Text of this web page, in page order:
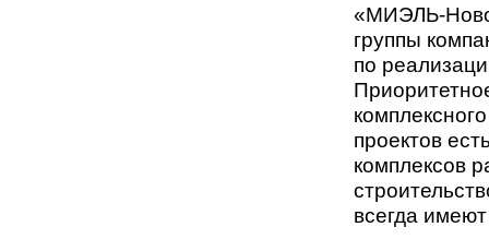
«МИЭЛЬ-
группы
по
проектов
комплексов
всегда